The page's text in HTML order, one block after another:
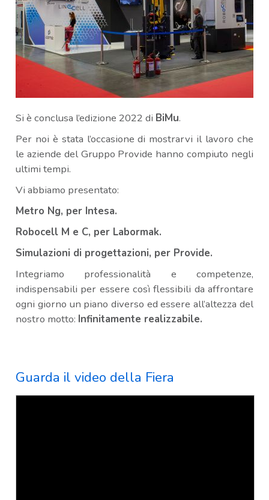
Si è conclusa l’edizione 2022 di BiMu.
Per noi è stata l’occasione di mostrarvi il lavoro che
le aziende del Gruppo Provide hanno compiuto negli
ultimi tempi.
Vi abbiamo presentato:
Metro Ng, per Intesa.
Robocell M e C, per Labormak.
Simulazioni di progettazioni, per Provide.
Integriamo professionalità e competenze,
indispensabili per essere così flessibili da affrontare
ogni giorno un piano diverso ed essere all’altezza del
nostro motto: Infinitamente realizzabile.
Guarda il video della Fiera